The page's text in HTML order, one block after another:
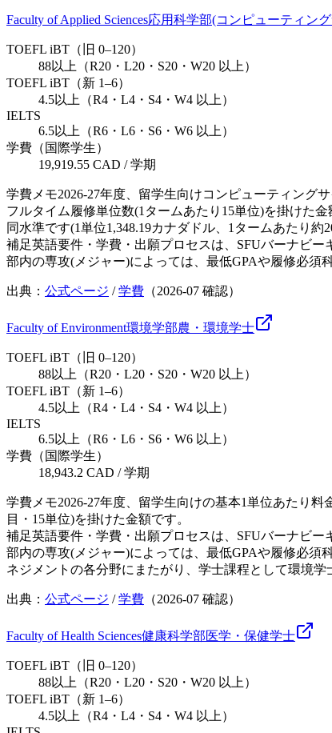
Faculty of Applied Sciences応用科学部(コンピューティン
TOEFL iBT（旧 0–120）
88以上（R20・L20・S20・W20 以上）
TOEFL iBT（新 1–6）
4.5以上（R4・L4・S4・W4 以上）
IELTS
6.5以上（R6・L6・S6・W6 以上）
学費（国際学生）
19,919.55 CAD / 学期
学費メモ2026-27年度、留学生向けコンピューティング
フルタイム履修単位数(1タームあたり15単位)を掛けた金
同水準です(1単位1,348.19カナダドル、1タームあたり
補足英語要件・学費・出願プロセスは、SFUバーナビ
部内の専攻(メジャー)によっては、最低GPAや履修必須
出典： 公式ページ /学費 （2026-07 確認）
Faculty of Environment環境学部農・環境学士
TOEFL iBT（旧 0–120）
88以上（R20・L20・S20・W20 以上）
TOEFL iBT（新 1–6）
4.5以上（R4・L4・S4・W4 以上）
IELTS
6.5以上（R6・L6・S6・W6 以上）
学費（国際学生）
18,943.2 CAD / 学期
学費メモ2026-27年度、留学生向けの基本1単位あたり
目・15単位)を掛けた金額です。
補足英語要件・学費・出願プロセスは、SFUバーナビ
部内の専攻(メジャー)によっては、最低GPAや履修必
ネジメントの各分野にまたがり、学士課程として環境学
出典： 公式ページ /学費 （2026-07 確認）
Faculty of Health Sciences健康科学部医学・保健学士
TOEFL iBT（旧 0–120）
88以上（R20・L20・S20・W20 以上）
TOEFL iBT（新 1–6）
4.5以上（R4・L4・S4・W4 以上）